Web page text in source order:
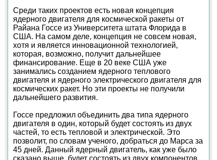
Среди таких проектов есть новая концепция
ядерного двигателя для космической ракеты от
Райана Госсе из Университета штата Флорида в
США. На самом деле, концепция не совсем новая,
хотя и является инновационной технологией,
которая, возможно, получит дальнейшее
финансирование. Еще в 20 веке США уже
занимались созданием ядерного теплового
двигателя и ядерного электрического двигателя для
космических ракет. Но эти проекты не получили
дальнейшего развития.
Госсе предложил объединить два типа ядерного
двигателя в один, который будет состоять из двух
частей, то есть тепловой и электрической. Это
позволит, по словам ученого, добраться до Марса за
45 дней. Данный ядерный двигатель, как уже было
сказано выше, будет состоять из двух компонентов,